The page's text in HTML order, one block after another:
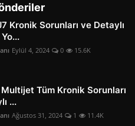
Kronik Sorunları ve Detaylı
Yo...
Eylül 4, 2024 0 15.6K
Multijet Tüm Kronik Sorunları
...
Ağustos 31, 2024 1 11.4K